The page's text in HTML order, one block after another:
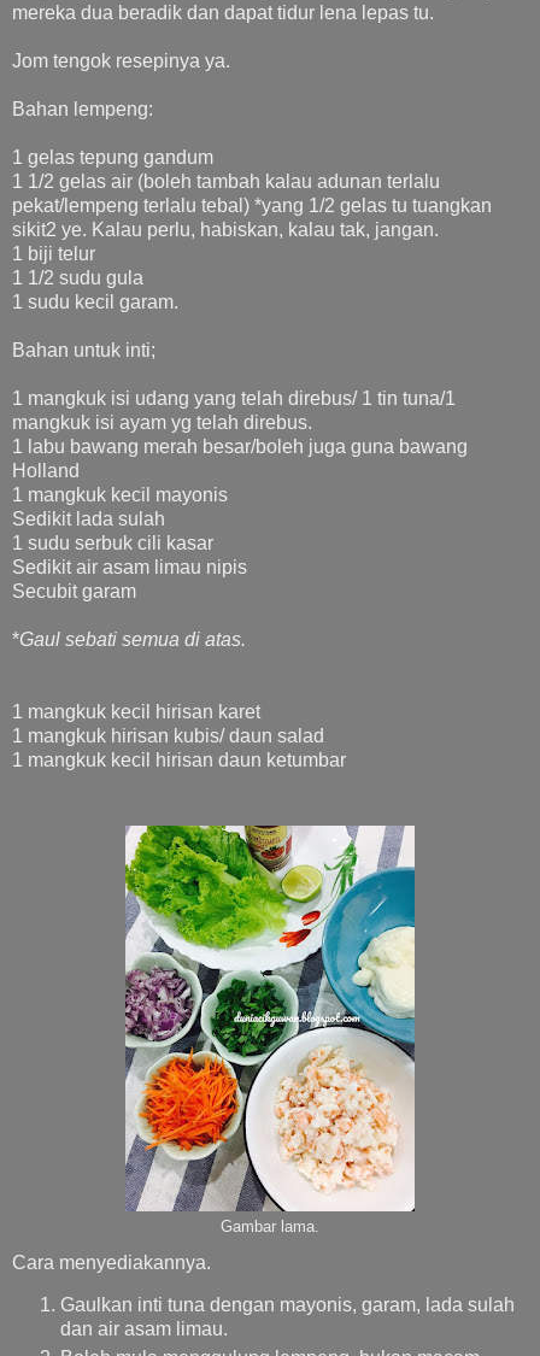
mereka dua beradik dan dapat tidur lena lepas tu.
Jom tengok resepinya ya.
Bahan lempeng:
1 gelas tepung gandum
1 1/2 gelas air (boleh tambah kalau adunan terlalu
pekat/lempeng terlalu tebal) *yang 1/2 gelas tu tuangkan
sikit2 ye. Kalau perlu, habiskan, kalau tak, jangan.
1 biji telur
1 1/2 sudu gula
1 sudu kecil garam.
Bahan untuk inti;
1 mangkuk isi udang yang telah direbus/ 1 tin tuna/1
mangkuk isi ayam yg telah direbus.
1 labu bawang merah besar/boleh juga guna bawang
Holland
1 mangkuk kecil mayonis
Sedikit lada sulah
1 sudu serbuk cili kasar
Sedikit air asam limau nipis
Secubit garam
*Gaul sebati semua di atas.
1 mangkuk kecil hirisan karet
1 mangkuk hirisan kubis/ daun salad
1 mangkuk kecil hirisan daun ketumbar
Gambar lama.
Cara menyediakannya.
Gaulkan inti tuna dengan mayonis, garam, lada sulah
dan air asam limau.